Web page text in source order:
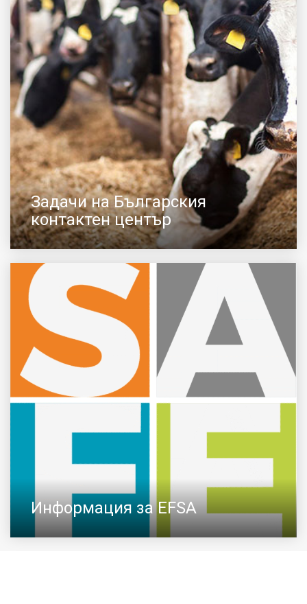
Задачи на Българския
контактен център
Информация за EFSA